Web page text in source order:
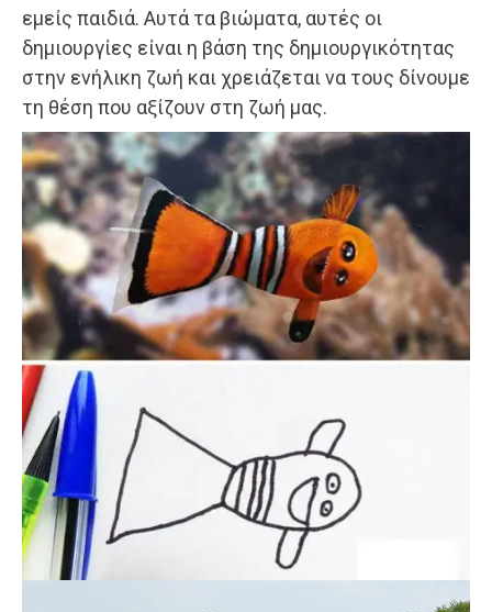
εμείς παιδιά. Αυτά τα βιώματα, αυτές οι
δημιουργίες είναι η βάση της δημιουργικότητας
στην ενήλικη ζωή και χρειάζεται να τους δίνουμε
τη θέση που αξίζουν στη ζωή μας.